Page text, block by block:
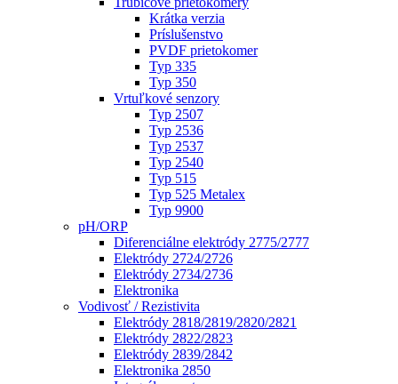
Krátka verzia
Príslušenstvo
PVDF prietokomer
Typ 335
Typ 350
Vrtuľkové senzory
Typ 2507
Typ 2536
Typ 2537
Typ 2540
Typ 515
Typ 525 Metalex
Typ 9900
pH/ORP
Diferenciálne elektródy 2775/2777
Elektródy 2724/2726
Elektródy 2734/2736
Elektronika
Vodivosť / Rezistivita
Elektródy 2818/2819/2820/2821
Elektródy 2822/2823
Elektródy 2839/2842
Elektronika 2850